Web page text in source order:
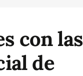
con las
de